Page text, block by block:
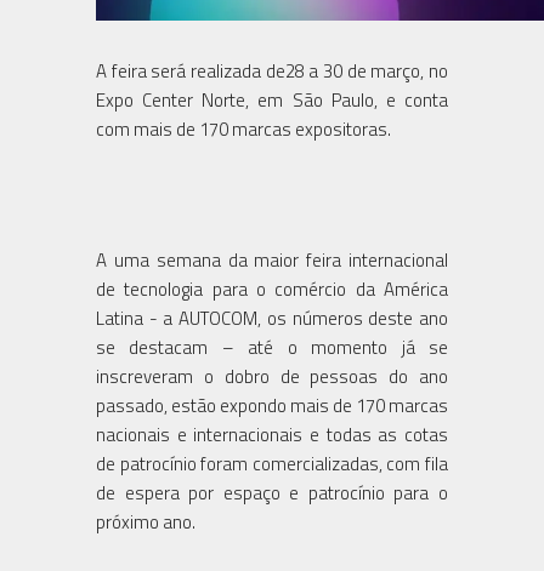
A feira será realizada de28 a 30 de março, no
Expo Center Norte, em São Paulo, e conta
com mais de 170 marcas expositoras.
A uma semana da maior feira internacional
de tecnologia para o comércio da América
Latina - a AUTOCOM, os números deste ano
se destacam – até o momento já se
inscreveram o dobro de pessoas do ano
passado, estão expondo mais de 170 marcas
nacionais e internacionais e todas as cotas
de patrocínio foram comercializadas, com fila
de espera por espaço e patrocínio para o
próximo ano.